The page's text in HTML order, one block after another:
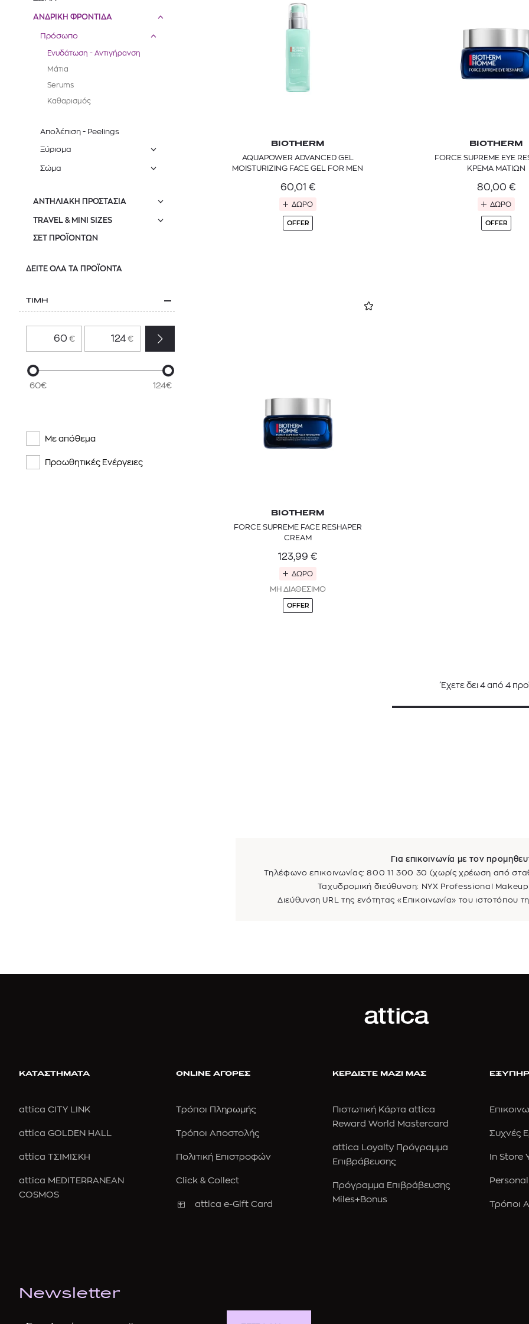
ΑΝΔΡΙΚΗ ΦΡΟΝΤΙΔΑ
Πρόσωπο
Ενυδάτωση - Αντιγήρανση
Μάτια
Serums
Καθαρισμός
Απολέπιση - Peelings
Ξύρισμα
Σώμα
ΑΝΤΗΛΙΑΚΗ ΠΡΟΣΤΑΣΙΑ
TRAVEL & MINI SIZES
ΣΕΤ ΠΡΟΪΟΝΤΩΝ
ΔΕΙΤΕ ΟΛΑ ΤΑ ΠΡΟΪΟΝΤΑ
ΤΙΜΗ
€ €
60€ 124€
Με απόθεμα
Προωθητικές Ενέργειες
BIOTHERM
AQUAPOWER ADVANCED GEL
MOISTURIZING FACE GEL FOR MEN
60,01 €
ΔΩΡΟ
OFFER
BIOTHERM
FORCE SUPREME EYE
ΚΡΕΜΑ ΜΑΤΙΩΝ
80,00 €
ΔΩΡΟ
OFFER
BIOTHERM
FORCE SUPREME FACE RESHAPER
CREAM
123,99 €
ΔΩΡΟ
ΜΗ ΔΙΑΘΕΣΙΜΟ
OFFER
Έχετε δει 4 από 4
Για επικοινωνία με τον
Τηλέφωνο επικοινωνίας: 800 11 300 30 (χωρίς χρέωση από
Ταχυδρομική διεύθυνση: NYX Professional
Διεύθυνση URL της ενότητας «Επικοινωνία» του ιστοτόπου
ΚΑΤΑΣΤΗΜΑΤΑ
attica CITY LINK
attica GOLDEN HALL
attica ΤΣΙΜΙΣΚΗ
attica MEDITERRANEAN
COSMOS
ONLINE ΑΓΟΡΕΣ
Τρόποι Πληρωμής
Τρόποι Αποστολής
Πολιτική Επιστροφών
Click & Collect
attica e-Gift Card
ΚΕΡΔΙΣΤΕ ΜΑΖΙ ΜΑΣ
Πιστωτική Κάρτα attica
Reward World Mastercard
attica Loyalty Πρόγραμμα
Επιβράβευσης
Πρόγραμμα Επιβράβευσης
Miles+Bonus
Συχνές
In Store
Τρόποι
Newsletter